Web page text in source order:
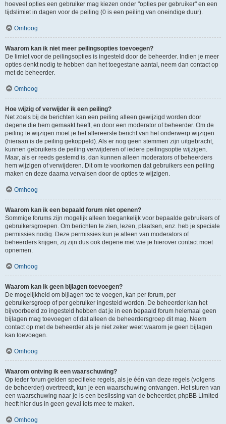
hoeveel opties een gebruiker mag kiezen onder "opties per gebruiker" en een
tijdslimiet in dagen voor de peiling (0 is een peiling van oneindige duur).
Omhoog
Waarom kan ik niet meer peilingsopties toevoegen?
De limiet voor de peilingsopties is ingesteld door de beheerder. Indien je meer
opties denkt nodig te hebben dan het toegestane aantal, neem dan contact op
met de beheerder.
Omhoog
Hoe wijzig of verwijder ik een peiling?
Net zoals bij de berichten kan een peiling alleen gewijzigd worden door
degene die hem gemaakt heeft, en door een moderator of beheerder. Om de
peiling te wijzigen moet je het allereerste bericht van het onderwerp wijzigen
(hieraan is de peiling gekoppeld). Als er nog geen stemmen zijn uitgebracht,
kunnen gebruikers de peiling verwijderen of iedere peilingsoptie wijzigen.
Maar, als er reeds gestemd is, dan kunnen alleen moderators of beheerders
hem wijzigen of verwijderen. Dit om te voorkomen dat gebruikers een peiling
maken en deze daarna vervalsen door de opties te wijzigen.
Omhoog
Waarom kan ik een bepaald forum niet openen?
Sommige forums zijn mogelijk alleen toegankelijk voor bepaalde gebruikers of
gebruikersgroepen. Om berichten te zien, lezen, plaatsen, enz. heb je speciale
permissies nodig. Deze permissies kun je alleen van moderators of
beheerders krijgen, zij zijn dus ook degene met wie je hierover contact moet
opnemen.
Omhoog
Waarom kan ik geen bijlagen toevoegen?
De mogelijkheid om bijlagen toe te voegen, kan per forum, per
gebruikersgroep of per gebruiker ingesteld worden. De beheerder kan het
bijvoorbeeld zo ingesteld hebben dat je in een bepaald forum helemaal geen
bijlagen mag toevoegen of dat alleen de beheerdersgroep dit mag. Neem
contact op met de beheerder als je niet zeker weet waarom je geen bijlagen
kan toevoegen.
Omhoog
Waarom ontving ik een waarschuwing?
Op ieder forum gelden specifieke regels, als je één van deze regels (volgens
de beheerder) overtreedt, kun je een waarschuwing ontvangen. Het sturen van
een waarschuwing naar je is een beslissing van de beheerder, phpBB Limited
heeft hier dus in geen geval iets mee te maken.
Omhoog